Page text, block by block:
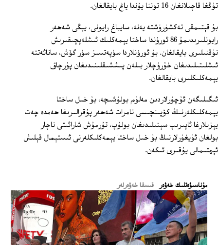
تۇڭغا قاچىلانغان 16 توننا يۇندا ياغ بايقالغان.
بۇ قېتىمقى تەكشۈرۈشتە يەنە، سايباغ رايونى، يېڭى شەھەر
رايونلىرىدىمۇ 86 ئورۇندا ساختا يېمەكلىك ئىشلەپچىقىرىش
نۇقتىلىرى بايقالغان. بۇ ئورۇنلاردا سۈپەتسىز سۈر گۆش، سانائەتتە
ئىشلىتىلىدىغان خۇرۇچلار بىلەن پىششىقلىنىدىغان پۇرچاق
يېمەكلىكلىرى بايقالغان.
ئىگىلىگەن ئۇچۇرلاردىن مەلۇم بولۇشىچە، بۇ خىل ساختا
يېمەكلىكلەرنىڭ كۆپىنچىسى نامرات شەھەر پۇقرالىرىغا ھەمدە چەت
يېزىلارغا ئاپىرىپ سېتىلىدىغان بولۇپ، تۇرمۇش شارائىتى ناچار
بولغان ئۇيغۇرلارنىڭ بۇ خىل ساختا يېمەكلىكلەرنى ئىستېمال قېلىش
ئېھتىمالى يۇقىرى ئىكەن.
ﻣﯘﻧﺎﺳﯩﯟﻩﺗﻠﯩﻚ ﺧﻪﯞﻩﺭ قىسقا خەۋەرلەر